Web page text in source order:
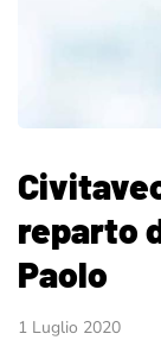
reparto
Paolo
1 Luglio 2020